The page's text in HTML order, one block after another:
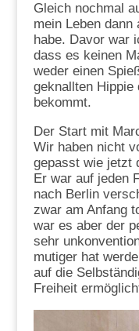
Gleich nochmal
mein Leben
habe. Davor war
dass es keinen
weder einen
geknallten Hippie
bekommt.
Der Start mit
Wir haben nicht
gepasst wie jetzt
Er war auf jeden
nach Berlin
zwar am Anfang
war es aber der
sehr
mutiger hat
auf die
Freiheit